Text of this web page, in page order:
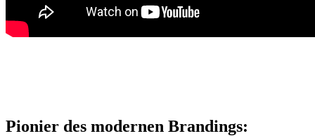
Pionier des modernen Brandings: